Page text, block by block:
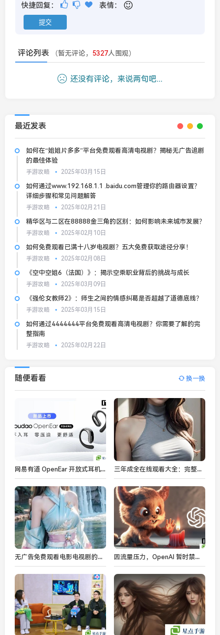
快捷回复： 表情：
评论列表 （暂无评论， 5327人围观）
还没有评论，来说两句吧...
最近发表
如何在“姐姐片多多”平台免费观看高清电视剧？揭秘无广告追剧
的最佳体验
手游攻略 2025年03月15日
如何通过www.192.168.1.1 .baidu.com管理你的路由器设置？
详细步骤和常见问题解答
手游攻略 2025年02月21日
精华区与二区在88888金三角的区别：如何影响未来城市发展？
手游攻略 2025年02月10日
如何免费观看已满十八岁电视剧？五大免费获取途径分享！
手游攻略 2025年02月08日
《空中空姐6（法国）》：揭示空乘职业背后的挑战与成长
手游攻略 2025年03月09日
《强伦女教师2》：师生之间的情感纠葛是否超越了道德底线？
手游攻略 2025年03月15日
如何通过4444444平台免费观看高清电视剧？你需要了解的完
整指南
手游攻略 2025年02月22日
随便看看 换一换
网易有道 OpenEar 开放式耳机发布，269 元 三年成全在线观看大全：完整解锁三年成全电影资源，免费在线观看途径分析
无广告免费观看电影电视剧的最佳APP推荐 因流量压力，OpenAI 暂时禁用 Sora 新用户的视频生成功能